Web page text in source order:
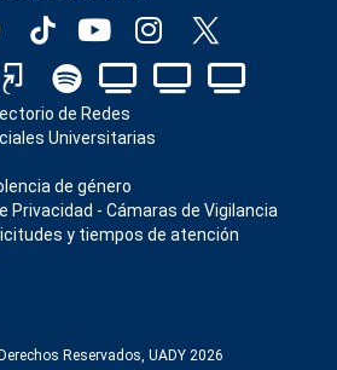
de Redes
Universitarias
de género
Privacidad - Cámaras de Vigilancia
y tiempos de atención
Reservados, UADY 2026